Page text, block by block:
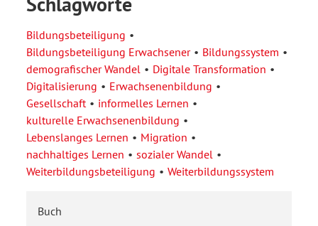
Bildungsbeteiligung
Bildungsbeteiligung Erwachsener
Bildungssystem
demografischer Wandel
Digitale Transformation
Digitalisierung
Erwachsenenbildung
Gesellschaft
informelles Lernen
kulturelle Erwachsenenbildung
Lebenslanges Lernen
Migration
nachhaltiges Lernen
sozialer Wandel
Weiterbildungsbeteiligung
Weiterbildungssystem
Buch